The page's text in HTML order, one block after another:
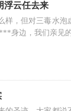
浮云任去来
，但对三毒水泡
身边，我们亲见的